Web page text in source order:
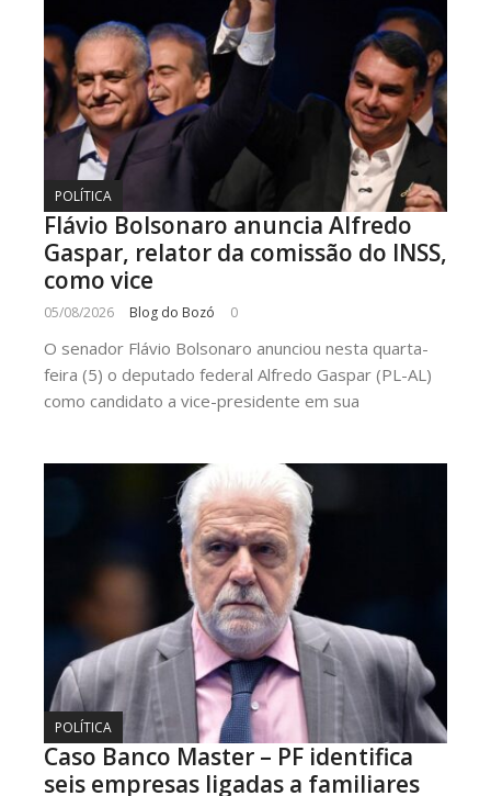
POLÍTICA
Flávio Bolsonaro anuncia Alfredo
Gaspar, relator da comissão do INSS,
como vice
05/08/2026 Blog do Bozó 0
O senador Flávio Bolsonaro anunciou nesta quarta-
feira (5) o deputado federal Alfredo Gaspar (PL-AL)
como candidato a vice-presidente em sua
POLÍTICA
Caso Banco Master – PF identifica
seis empresas ligadas a familiares